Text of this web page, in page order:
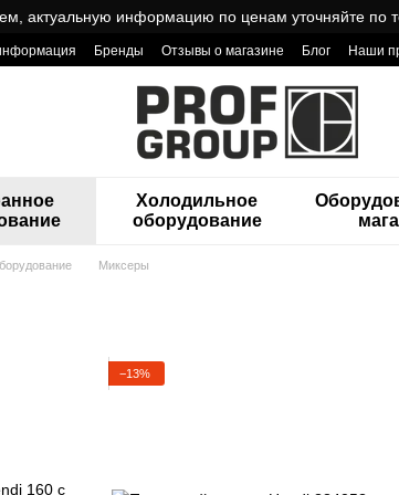
актуальную информацию по ценам уточняйте по
Бренды Отзывы о магазине Блог Наши
Холодильное
оборудование
Миксеры
−13%